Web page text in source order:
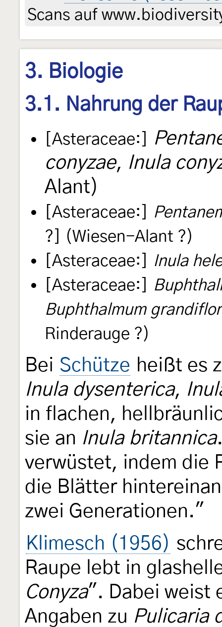
Scans auf
3. Biologie
3.1. Nahrung der
[Asteraceae:]
conyzae, Inula
Alant)
[Asteraceae:]
?] (Wiesen-Alant ?)
[Asteraceae:]
Inula
[Asteraceae:]
Buphthalmum
Rinderauge ?)
Bei Schütze heißt es
Inula dysenterica,
in flachen,
sie an Inula britannica
verwüstet, indem die
die Blätter
zwei Generationen."
Klimesch (1956)
Raupe lebt in
Conyza". Dabei weist
Angaben zu Pulicaria